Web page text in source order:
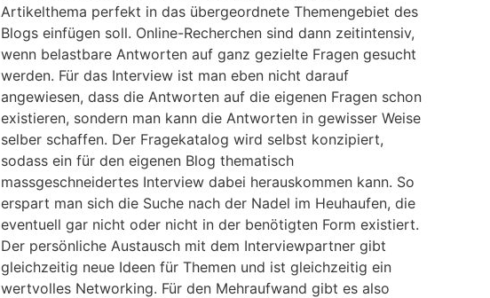
Artikelthema perfekt in das übergeordnete Themengebiet des
Blogs einfügen soll. Online-Recherchen sind dann zeitintensiv,
wenn belastbare Antworten auf ganz gezielte Fragen gesucht
werden. Für das Interview ist man eben nicht darauf
angewiesen, dass die Antworten auf die eigenen Fragen schon
existieren, sondern man kann die Antworten in gewisser Weise
selber schaffen. Der Fragekatalog wird selbst konzipiert,
sodass ein für den eigenen Blog thematisch
massgeschneidertes Interview dabei herauskommen kann. So
erspart man sich die Suche nach der Nadel im Heuhaufen, die
eventuell gar nicht oder nicht in der benötigten Form existiert.
Der persönliche Austausch mit dem Interviewpartner gibt
gleichzeitig neue Ideen für Themen und ist gleichzeitig ein
wertvolles Networking. Für den Mehraufwand gibt es also